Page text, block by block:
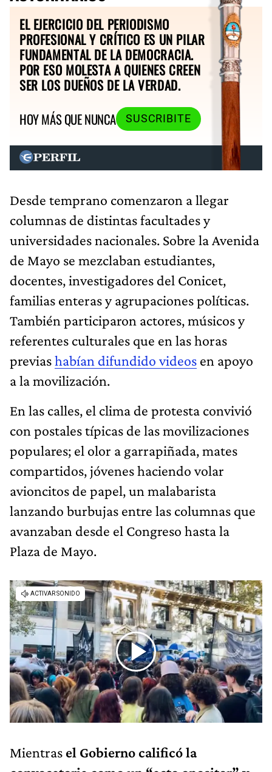
EL EJERCICIO DEL PERIODISMO
PROFESIONAL Y CRÍTICO ES UN PILAR
FUNDAMENTAL DE LA DEMOCRACIA.
POR ESO MOLESTA A QUIENES CREEN
SER LOS DUEÑOS DE LA VERDAD.
HOY MÁS QUE NUNCA
SUSCRIBITE
Desde temprano comenzaron a llegar
columnas de distintas facultades y
universidades nacionales. Sobre la Avenida
de Mayo se mezclaban estudiantes,
docentes, investigadores del Conicet,
familias enteras y agrupaciones políticas.
También participaron actores, músicos y
referentes culturales que en las horas
previashabían difundido videos en apoyo
a la movilización.
En las calles, el clima de protesta convivió
con postales típicas de las movilizaciones
populares; el olor a garrapiñada, mates
compartidos, jóvenes haciendo volar
avioncitos de papel, un malabarista
lanzando burbujas entre las columnas que
avanzaban desde el Congreso hasta la
Plaza de Mayo.
Mientras el Gobierno calificó la